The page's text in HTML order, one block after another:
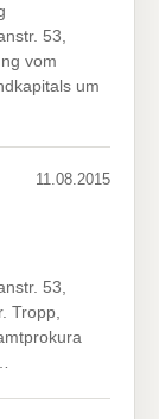
53,
vom
um
11.08.2015
53,
Tropp,